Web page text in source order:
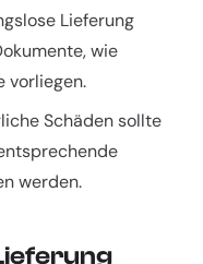
Lieferung
wie
vorliegen.
Schäden sollte
werden.